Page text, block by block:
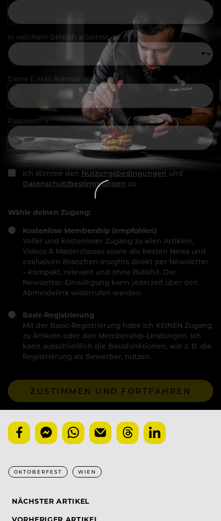
In welchem Bereich arbeitest du
Deine E-Mail Adresse
Passwort
Ich stimme den Nutzungsbedingungen und
Datenschutzbestimmungen zu.
Wähle deinen Zugang:
Kostenlose Membership (empfohlen)
Voller und kostenloser Zugang zu allen Artikeln,
Videos & Masterclasses sowie die besten News und
exklusiven Branchen-Insights direkt per Newsletter
– kompakt, relevant und ohne Bullshit. Die
Newsletter-Einwilligung kann jederzeit über den
Abmeldelink widerrufen werden.
Basic-Registrierung
Mit der Basic-Registrierung habe ich KEINEN Zugang
zu Artikeln oder den Membership-Leistungen. Ich
kann ausschließlich die Basisfunktionen, wie z. B. die
Registrierung als Bewerber, nutzen.
ZUSTIMMEN UND FORTFAHREN
OKTOBERFEST WIEN
NÄCHSTER ARTIKEL
VORHERIGER ARTIKEL